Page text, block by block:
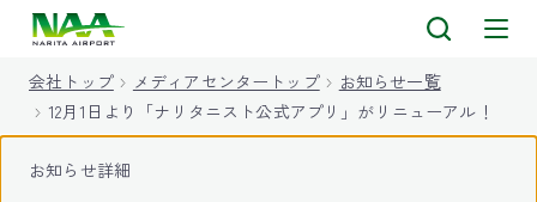
会社トップ メディアセンタートップ
お知らせ一覧
12月1日より「ナリタニスト公式アプリ」がリニューアル！
お知らせ詳細